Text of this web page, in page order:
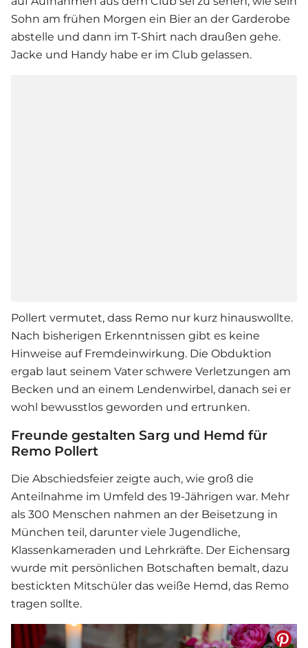
Sohn am frühen Morgen ein Bier an der Garderobe
abstelle und dann im T-Shirt nach draußen gehe.
Jacke und Handy habe er im Club gelassen.
Pollert vermutet, dass Remo nur kurz hinauswollte.
Nach bisherigen Erkenntnissen gibt es keine
Hinweise auf Fremdeinwirkung. Die Obduktion
ergab laut seinem Vater schwere Verletzungen am
Becken und an einem Lendenwirbel, danach sei er
wohl bewusstlos geworden und ertrunken.
Freunde gestalten Sarg und Hemd für
Remo Pollert
Die Abschiedsfeier zeigte auch, wie groß die
Anteilnahme im Umfeld des 19-Jährigen war. Mehr
als 300 Menschen nahmen an der Beisetzung in
München teil, darunter viele Jugendliche,
Klassenkameraden und Lehrkräfte. Der Eichensarg
wurde mit persönlichen Botschaften bemalt, dazu
bestickten Mitschüler das weiße Hemd, das Remo
tragen sollte.